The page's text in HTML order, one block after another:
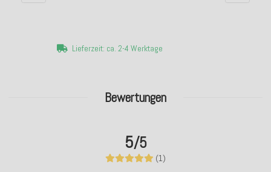
Bewertungen
5/5
(1)
Lieferzeit: ca. 2-4 Werktage